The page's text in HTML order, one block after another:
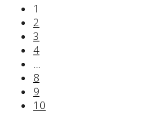
1
2
3
4
8
9
10